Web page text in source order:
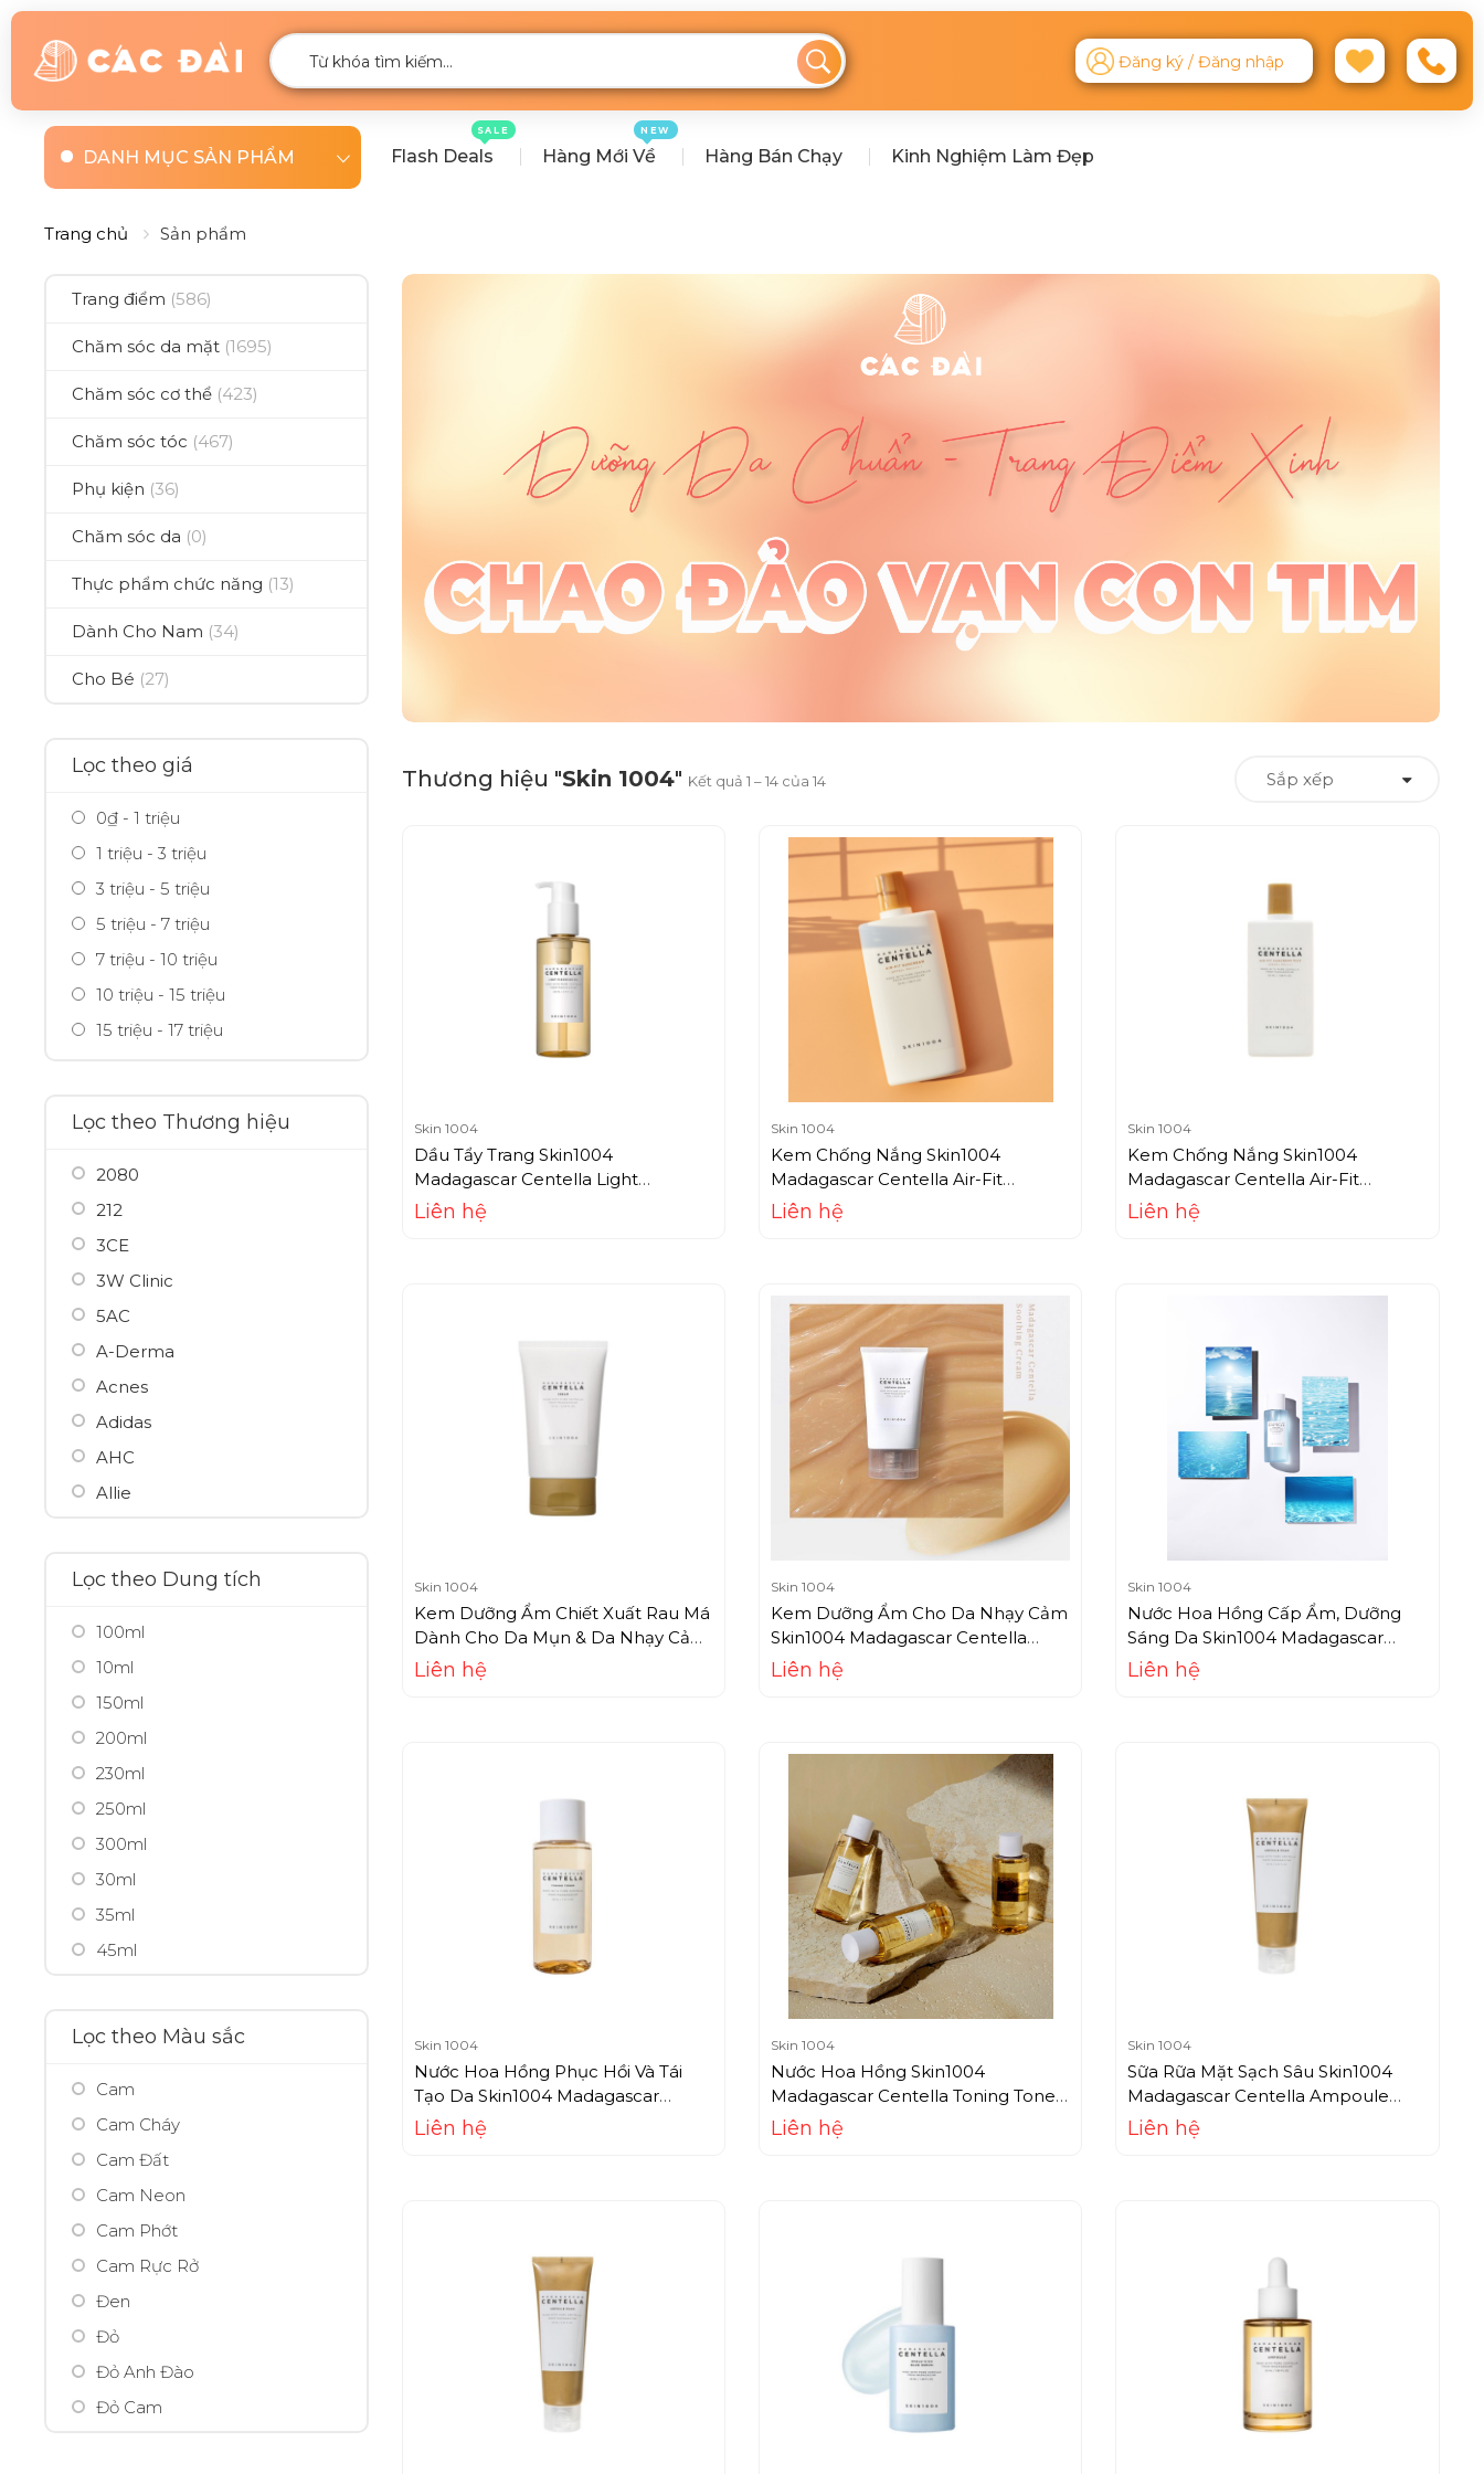
Đăng ký / Đăng nhập
DANH MỤC SẢN PHẨM Flash Deals
SALE
Hàng Mới Về
NEW
Hàng Bán Chạy Kinh Nghiệm Làm Đẹp
Trang chủ Sản phẩm
Trang điểm (586)
Chăm sóc da mặt (1695)
Chăm sóc cơ thể (423)
Chăm sóc tóc (467)
Phụ kiện (36)
Chăm sóc da (0)
Thực phẩm chức năng (13)
Dành Cho Nam (34)
Cho Bé (27)
Lọc theo giá
0₫ - 1 triệu
1 triệu - 3 triệu
3 triệu - 5 triệu
5 triệu - 7 triệu
7 triệu - 10 triệu
10 triệu - 15 triệu
15 triệu - 17 triệu
Lọc theo Thương hiệu
2080
212
3CE
3W Clinic
5AC
A-Derma
Acnes
Adidas
AHC
Allie
Angel's Liquid
Anna Sui
Aprilskin
Aquafresh
Aquala
Aqualable
Aquaselin
Arganicare
Arm Hammer
Aroma
Ashley
Avene
Avon
AXE
B-tox peel
Babor
Balance
Bamboo Salt
Banobagi
Bath & Body Works
BBIA
Lọc theo Dung tích
100ml
10ml
150ml
200ml
230ml
250ml
300ml
30ml
35ml
45ml
75ml
95ml
Lọc theo Màu sắc
Cam
Cam Cháy
Cam Đất
Cam Neon
Cam Phớt
Cam Rực Rở
Đen
Đỏ
Đỏ Anh Đào
Đỏ Cam
Thương hiệu "Skin 1004" Kết quả 1 – 14 của 14 Sắp xếp
Skin 1004
Dầu Tẩy Trang Skin1004
Madagascar Centella Light
Cleansing Oil (200ml)
Liên hệ
Skin 1004
Kem Chống Nắng Skin1004
Madagascar Centella Air-Fit
Suncream (50ml)
Liên hệ
Skin 1004
Kem Chống Nắng Skin1004
Madagascar Centella Air-Fit
Suncream Plus (50ml)
Liên hệ
Skin 1004
Kem Dưỡng Ẩm Chiết Xuất Rau Má
Dành Cho Da Mụn & Da Nhạy Cảm
Skin1004 Madagascar Centella
Cream (75ml)
Liên hệ
Skin 1004
Kem Dưỡng Ẩm Cho Da Nhạy Cảm
Skin1004 Madagascar Centella
Soothing Cream (75ml)
Liên hệ
Skin 1004
Nước Hoa Hồng Cấp Ẩm, Dưỡng
Sáng Da Skin1004 Madagascar
Centella Hyalu-Cica Brightening
Toner (210ml)
Liên hệ
Skin 1004
Nước Hoa Hồng Phục Hồi Và Tái
Tạo Da Skin1004 Madagascar
Centella Toning Toner (210ml)
Liên hệ
Skin 1004
Nước Hoa Hồng Skin1004
Madagascar Centella Toning Toner
(210ml)
Liên hệ
Skin 1004
Sữa Rữa Mặt Sạch Sâu Skin1004
Madagascar Centella Ampoule
Foam (125ml)
Liên hệ